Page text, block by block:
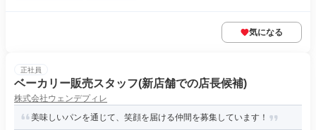
気になる
正社員
ベーカリー販売スタッフ(新店舗での店長候補)
株式会社ウェンデプィレ
美味しいパンを通じて、笑顔を届ける仲間を募集しています！